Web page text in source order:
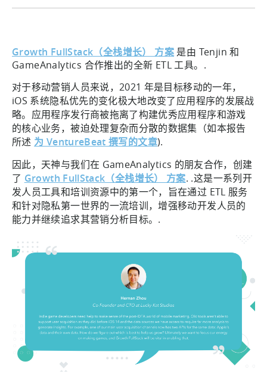
Growth FullStack（全栈增长） 方案 是由 Tenjin 和
GameAnalytics 合作推出的全新 ETL 工具。.
对于移动营销人员来说，2021 年是目标移动的一年，
iOS 系统隐私优先的变化极大地改变了应用程序的发展战
略。应用程序发行商被拖离了构建优秀应用程序和游戏
的核心业务，被迫处理复杂而分散的数据集（如本报告
所述 为 VentureBeat 撰写的文章).
因此，天神与我们在 GameAnalytics 的朋友合作，创建
了 Growth FullStack（全栈增长） 方案. .这是一系列开
发人员工具和培训资源中的第一个，旨在通过 ETL 服务
和针对隐私第一世界的一流培训，增强移动开发人员的
能力并继续追求其营销分析目标。.